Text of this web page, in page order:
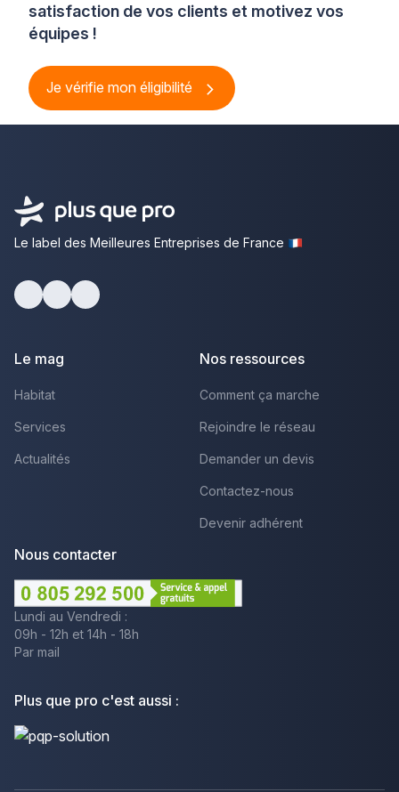
satisfaction de vos clients et motivez vos
équipes !
Je vérifie mon éligibilité
Le label des Meilleures Entreprises de France
Le mag
Habitat
Services
Actualités
Nos ressources
Comment ça marche
Rejoindre le réseau
Demander un devis
Contactez-nous
Devenir adhérent
Nous contacter
Lundi au Vendredi :
09h - 12h et 14h - 18h
Par mail
Plus que pro c'est aussi :